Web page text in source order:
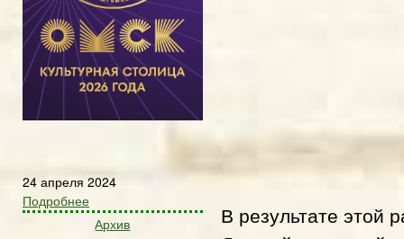
24 апреля 2024
Подробнее
Архив
В результате